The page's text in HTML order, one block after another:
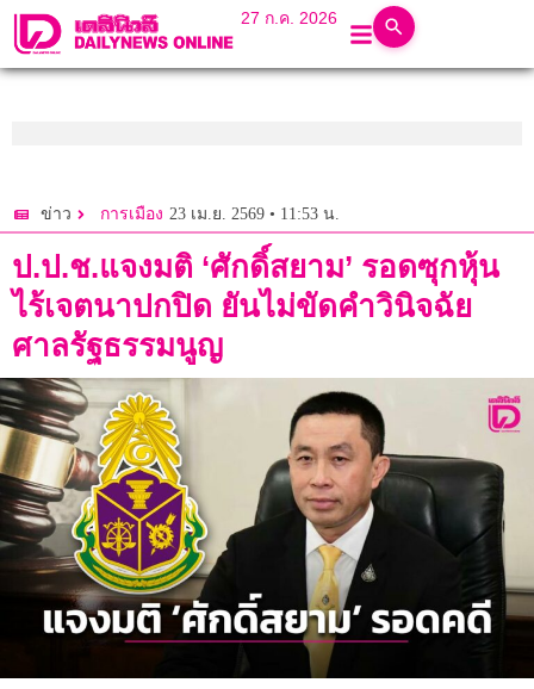
27 ก.ค. 2026
ข่าว การเมือง 23 เม.ย. 2569 • 11:53 น.
ป.ป.ช.แจงมติ ‘ศักดิ์สยาม’ รอดซุกหุ้น
ไร้เจตนาปกปิด ยันไม่ขัดคำวินิจฉัย
ศาลรัฐธรรมนูญ